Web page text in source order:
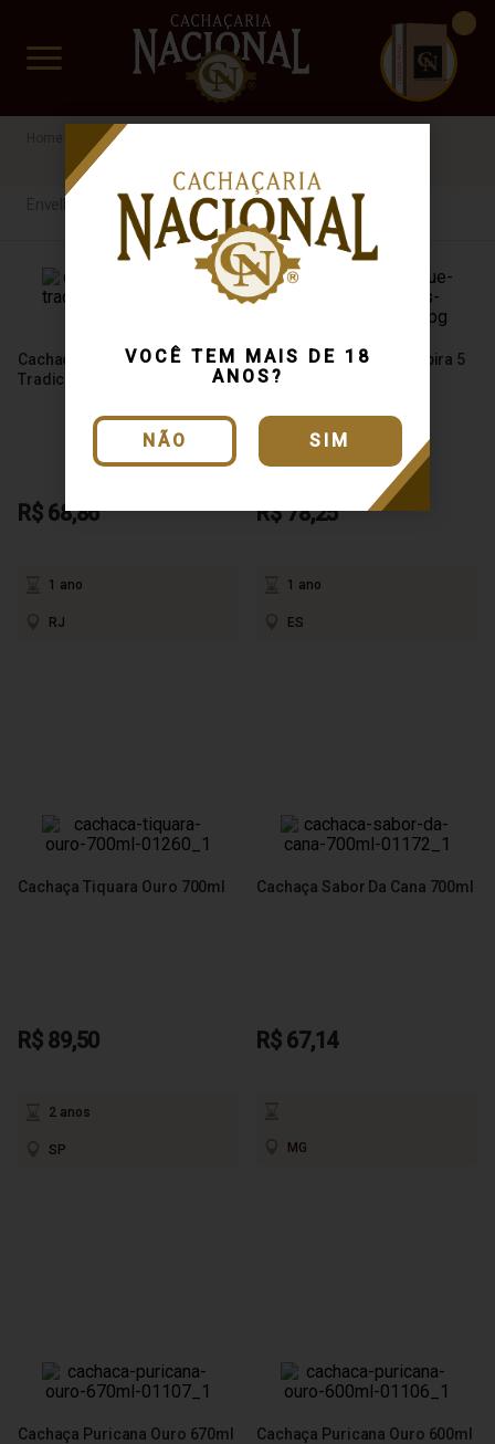
VOCÊ TEM MAIS DE 18
ANOS?
NÃO SIM
www.cachacarianacional.com.br
CUIDADO FRÁGIL
Cachaça
Cachaça Magnífica
Tradicional Ipê 700ml
R$ 68,86
1 ano
RJ
Cachaça Alambique Caipira 5
Estrelas 700ml
R$ 78,25
1 ano
ES
Cachaça Tiquara Ouro 700ml
R$ 89,50
2 anos
SP
Cachaça Sabor Da Cana 700ml
R$ 67,14
MG
Cachaça Puricana Ouro 670ml Cachaça Puricana Ouro 600ml